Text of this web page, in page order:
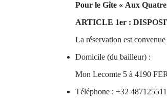
Pour le Gîte « Aux Quatre
ARTICLE 1er :
La réservation est
Domicile (du bailleur) :
Mon Lecomte 5 à 4190
Téléphone : +32 487125511